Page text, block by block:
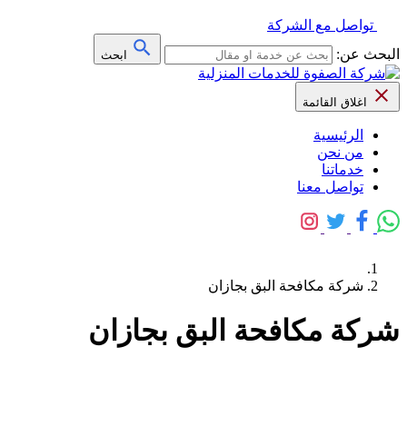
تواصل مع الشركة
البحث عن:
ابحث
اغلاق القائمة
الرئيسية
من نحن
خدماتنا
تواصل معنا
شركة مكافحة البق بجازان
شركة مكافحة البق بجازان